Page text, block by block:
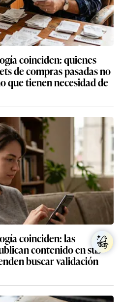
coinciden: quienes
de compras pasadas no
que tienen necesidad de
coinciden: las
contenido en sus
buscar validación